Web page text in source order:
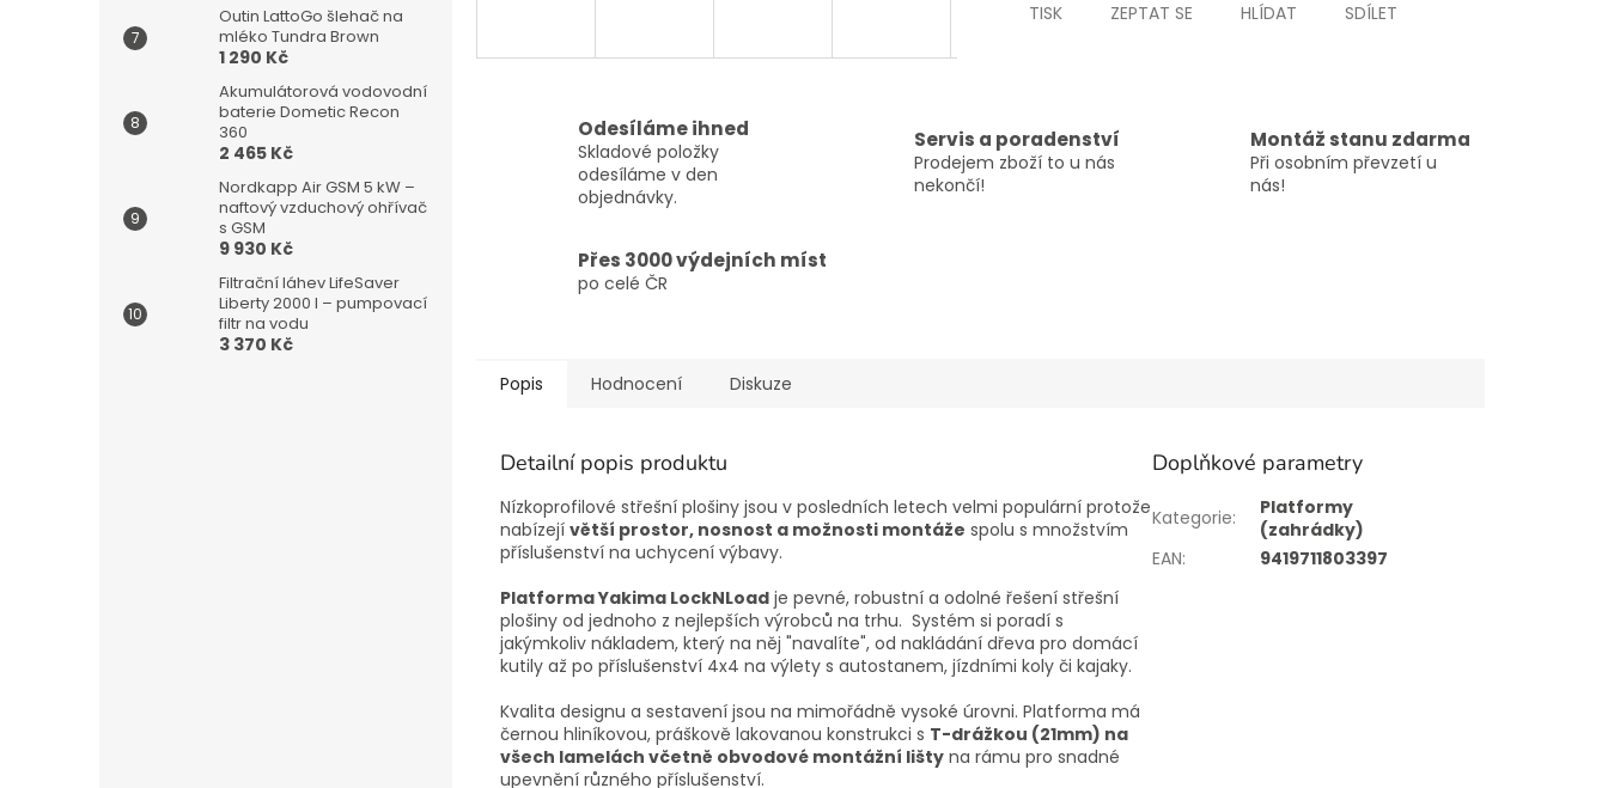
Outin LattoGo šlehač na
mléko Tundra Brown
1 290 Kč
Akumulátorová vodovodní
baterie Dometic Recon
360
2 465 Kč
Nordkapp Air GSM 5 kW –
naftový vzduchový ohřívač
s GSM
9 930 Kč
Filtrační láhev LifeSaver
Liberty 2000 l – pumpovací
filtr na vodu
3 370 Kč
TISK ZEPTAT SE HLÍDAT SDÍLET
Odesíláme ihned
Skladové položky
odesíláme v den
objednávky.
Servis a poradenství
Prodejem zboží to u nás
nekončí!
Montáž stanu zdarma
Při osobním převzetí u
nás!
Přes 3000 výdejních míst
po celé ČR
Popis Hodnocení Diskuze
Detailní popis produktu
Nízkoprofilové střešní plošiny jsou v posledních letech velmi populární protože
nabízejí větší prostor, nosnost a možnosti montáže spolu s množstvím
příslušenství na uchycení výbavy.
Platforma Yakima LockNLoad je pevné, robustní a odolné řešení střešní
plošiny od jednoho z nejlepších výrobců na trhu. Systém si poradí s
jakýmkoliv nákladem, který na něj "navalíte", od nakládání dřeva pro domácí
kutily až po příslušenství 4x4 na výlety s autostanem, jízdními koly či kajaky.
Kvalita designu a sestavení jsou na mimořádně vysoké úrovni. Platforma má
černou hliníkovou, práškově lakovanou konstrukci s T-drážkou (21mm) na
všech lamelách včetně obvodové montážní lišty na rámu pro snadné
upevnění různého příslušenství.
Doplňkové parametry
Kategorie:
Platformy
(zahrádky)
EAN: 9419711803397